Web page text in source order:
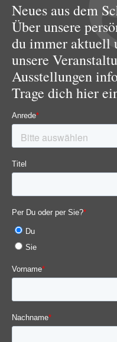
Neues aus dem
Über unsere
du immer aktuell
unsere
Ausstellungen
Trage dich hier